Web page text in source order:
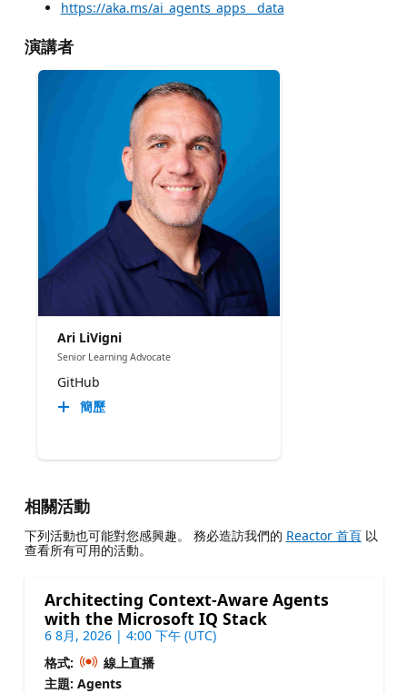
https://aka.ms/ai_agents_apps__data
演講者
Ari LiVigni
Senior Learning Advocate
GitHub
簡歷
相關活動
下列活動也可能對您感興趣。 務必造訪我們的 Reactor 首頁以
查看所有可用的活動。
Architecting Context-Aware Agents
with the Microsoft IQ Stack
6 8月, 2026 | 4:00 下午 (UTC)
格式:
線上直播
主題: Agents